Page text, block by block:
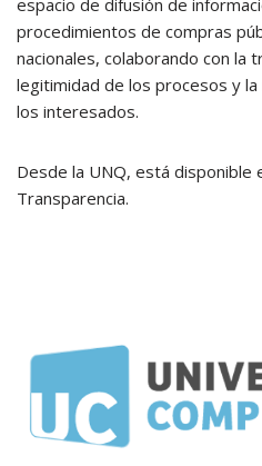
espacio de difusión de
procedimientos de compras
nacionales, colaborando con la
legitimidad de los procesos y
los interesados.
Desde la UNQ, está disponible
Transparencia.